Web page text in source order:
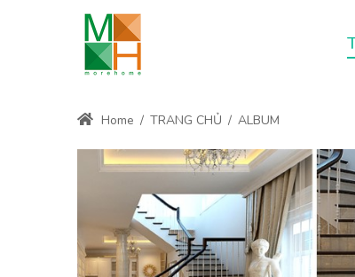
Home / TRANG CHỦ / ALBUM